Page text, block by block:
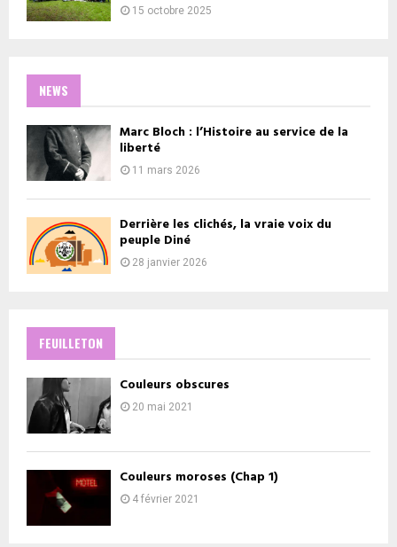
15 octobre 2025
NEWS
Marc Bloch : l’Histoire au service de la
liberté
11 mars 2026
Derrière les clichés, la vraie voix du
peuple Diné
28 janvier 2026
FEUILLETON
Couleurs obscures
20 mai 2021
Couleurs moroses (Chap 1)
4 février 2021